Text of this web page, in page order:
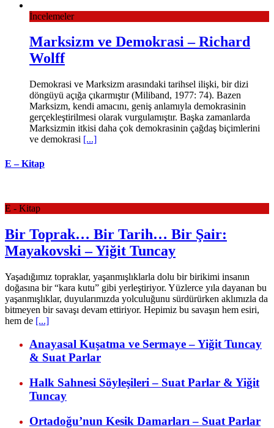
İncelemeler
Marksizm ve Demokrasi – Richard
Wolff
Demokrasi ve Marksizm arasındaki tarihsel ilişki, bir dizi
döngüyü açığa çıkarmıştır (Miliband, 1977: 74). Bazen
Marksizm, kendi amacını, geniş anlamıyla de­mokrasinin
gerçekleştirilmesi olarak vurgulamıştır. Başka za­manlarda
Marksizmin itkisi daha çok demokrasinin çağdaş biçimlerini
ve demokrasi [...]
E – Kitap
E - Kitap
Bir Toprak… Bir Tarih… Bir Şair:
Mayakovski – Yiğit Tuncay
Yaşadığımız topraklar, yaşanmışlıklarla dolu bir birikimi insanın
doğasına bir “kara kutu” gibi yerleştiriyor. Yüzlerce yıla dayanan bu
yaşanmışlıklar, duyularımızda yolculuğunu sürdürürken aklımızla da
bitmeyen bir savaşı devam ettiriyor. Hepimiz bu savaşın hem esiri,
hem de [...]
Anayasal Kuşatma ve Sermaye – Yiğit Tuncay
& Suat Parlar
Halk Sahnesi Söyleşileri – Suat Parlar & Yiğit
Tuncay
Ortadoğu’nun Kesik Damarları – Suat Parlar